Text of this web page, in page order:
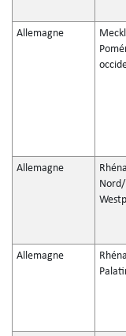
Allemagne
Allemagne
Nord/
Allemagne